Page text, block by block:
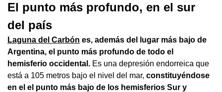
El punto más profundo, en el sur
del país
Laguna del Carbón es, además del lugar más bajo de
Argentina, el punto más profundo de todo el
hemisferio occidental. Es una depresión endorreica que
está a 105 metros bajo el nivel del mar, constituyéndose
en el el punto más bajo de los hemisferios Sur y